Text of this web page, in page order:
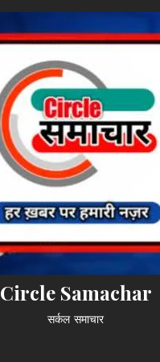
Circle Samachar
सर्कल समाचार